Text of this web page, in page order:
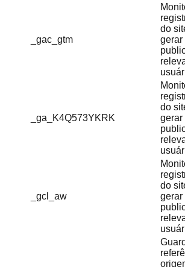
_gac_gtm
do
gerar
_ga_K4Q573YKRK
do
gerar
_gcl_aw
do
gerar